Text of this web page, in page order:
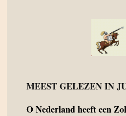
MEEST GELEZEN IN
ONederland heeft een